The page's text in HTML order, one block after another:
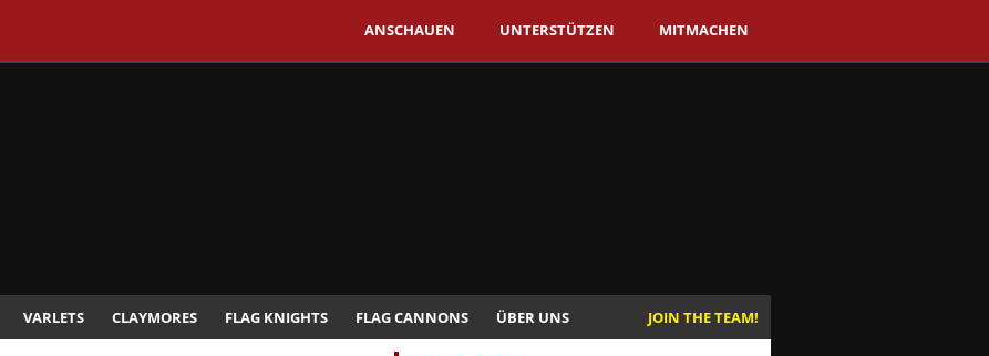
ANSCHAUEN UNTERSTÜTZEN MITMACHEN
VARLETS CLAYMORES FLAG KNIGHTS FLAG CANNONS ÜBER UNS JOIN THE TEAM!